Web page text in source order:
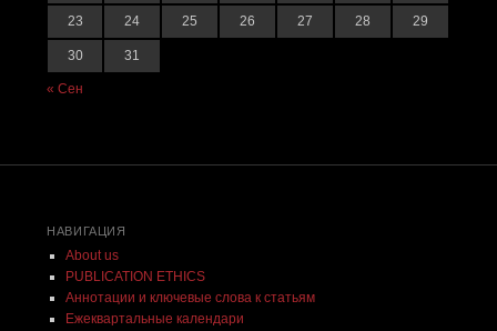
« Сен
23 24 25 26 27 28 29
30 31
НАВИГАЦИЯ
About us
PUBLICATION ETHICS
Аннотации и ключевые слова к статьям
Ежеквартальные календари